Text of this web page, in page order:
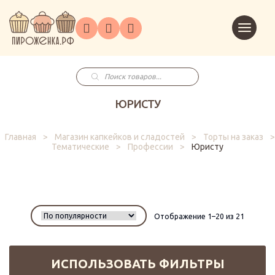
ГлавнаяКаталог
на
заказ
Праздники
Корпоративным
клиентам
в
корзину
Поиск
товаров
ЮРИСТУ
Главная > Магазин капкейков и сладостей > Торты на заказ
>
Тематические
> Профессии > Юристу
Отображение 1–20 из 21
ИСПОЛЬЗОВАТЬ ФИЛЬТРЫ